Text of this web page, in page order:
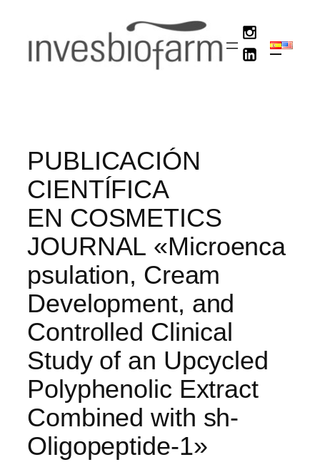
contenido
PUBLICACIÓN
CIENTÍFICA
EN COSMETICS
JOURNAL «Microenca
psulation, Cream
Development, and
Controlled Clinical
Study of an Upcycled
Polyphenolic Extract
Combined with sh-
Oligopeptide-1»